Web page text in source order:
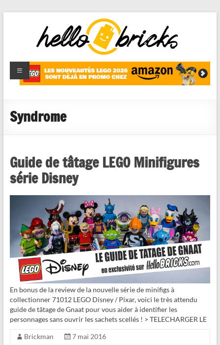
HelloBricks
Blog LEGO,
nouveaut�s
reviews
Syndrome
Guide de tâtage LEGO Minifigures
série Disney
En bonus de la review de la nouvelle série de minifigs à
collectionner 71012 LEGO Disney / Pixar, voici le très attendu
guide de tâtage de Gnaat pour vous aider à identifier les
personnages sans ouvrir les sachets scellés ! > TELECHARGER LE
Brickman
7 mai 2016